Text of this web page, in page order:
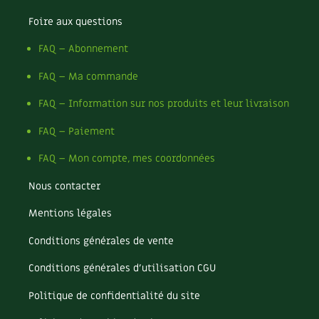
Société et alternatives
Vivre l’écologie
Protéger la nature
Actions pour la planète
Les 4 saisons
Archives
condimentaires
Rotations et associations
Ravageurs et maladies au jardin
La folle histoire des plantes
Rencontres
Les plantes et leurs vertus
Soins et cosmétiques au naturel
Société et alternatives
Protéger la nature
Tutoriels
Vidéos et podcasts
Conseils vidéo des 4 saisons
Jardiner avec les enfants | RCF
La vie secrète du jardin
Le conseil "express" des 4 saisons
Foire aux questions
FAQ – Abonnement
FAQ – Ma commande
FAQ – Information sur nos produits et leur livraison
FAQ – Paiement
FAQ – Mon compte, mes coordonnées
Nous contacter
Mentions légales
Conditions générales de vente
Conditions générales d’utilisation CGU
Politique de confidentialité du site